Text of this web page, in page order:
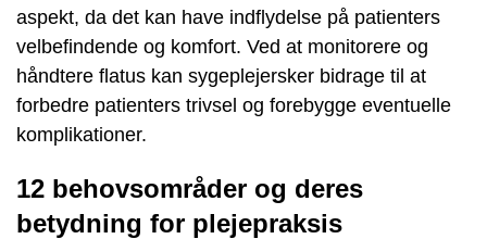
aspekt, da det kan have indflydelse på patienters
velbefindende og komfort. Ved at monitorere og
håndtere flatus kan sygeplejersker bidrage til at
forbedre patienters trivsel og forebygge eventuelle
komplikationer.
12 behovsområder og deres
betydning for plejepraksis